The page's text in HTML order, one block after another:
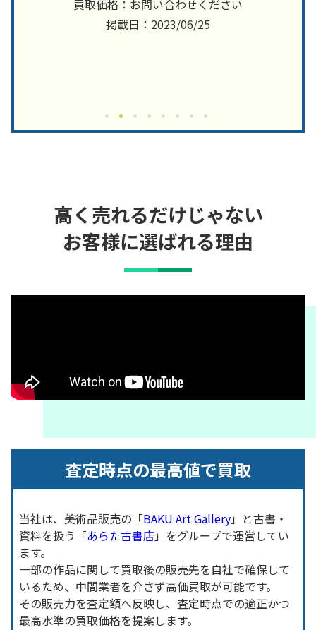
買取価格：お問い合わせください
掲載日：2023/06/25
高く売れるだけじゃない
お客様に選ばれる理由
査定時点の最高値で買取
当社は、美術品販売の「BAKU Art Gallery」と古書・
資料を扱う「あらた古書店」をグループで運営してい
ます。
一部の作品に関して買取後の販売先を自社で確保して
いるため、中間業者を介さず高価買取が可能です。
その販売力を査定額へ反映し、査定時点での適正かつ
最高水準の買取価格を提案します。